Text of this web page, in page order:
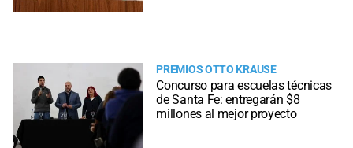
PREMIOS OTTO KRAUSE
Concurso para escuelas técnicas
de Santa Fe: entregarán $8
millones al mejor proyecto